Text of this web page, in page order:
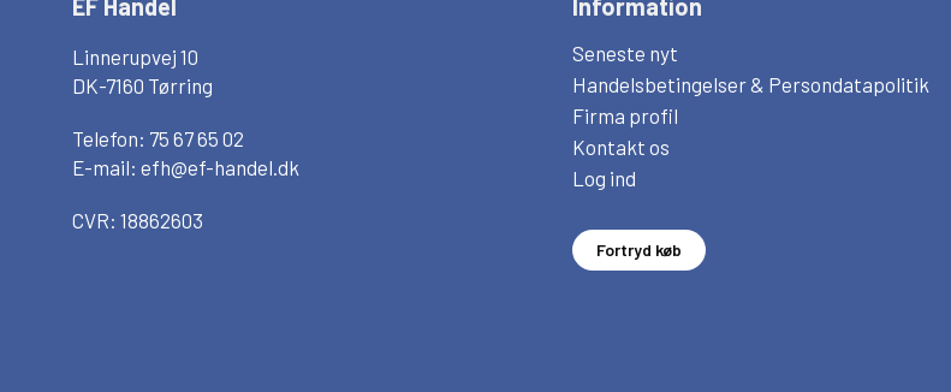
EF Handel
Linnerupvej 10
DK-7160 Tørring
Telefon: 75 67 65 02
E-mail: efh@ef-handel.dk
CVR: 18862603
Information
Seneste nyt
Handelsbetingelser & Persondatapolitik
Firma profil
Kontakt os
Log ind
Fortryd køb